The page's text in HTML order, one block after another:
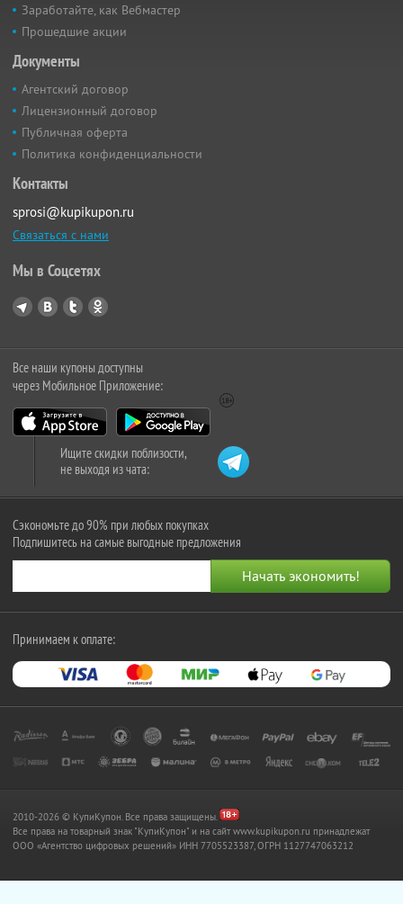
Заработайте, как Вебмастер
Прошедшие акции
Документы
Агентский договор
Лицензионный договор
Публичная оферта
Политика конфиденциальности
Контакты
sprosi@kupikupon.ru
Связаться с нами
Мы в Соцсетях
Все наши купоны доступны
через Мобильное Приложение:
Ищите скидки поблизости,
не выходя из чата:
Сэкономьте до 90% при любых покупках
Подпишитесь на самые выгодные предложения
Принимаем к оплате:
2010-2026 © КупиКупон. Все права защищены.
Все права на товарный знак "КупиКупон" и на сайт www.kupikupon.ru принадлежат
OOO «Агентство цифровых решений» ИНН 7705523387, ОГРН 1127747063212